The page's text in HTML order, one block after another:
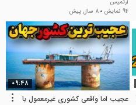
آرتمیس
94 نمایش
8 سال پیش
09:48
عجیب اما واقعی کشوری غیرمعمول با